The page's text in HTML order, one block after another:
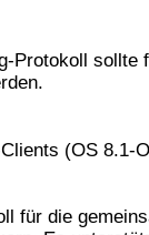
Protokoll sollte
(OS 8.1-
für die